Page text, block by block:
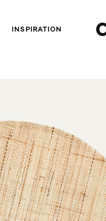
INSPIRATION